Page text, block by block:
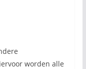
worden alle